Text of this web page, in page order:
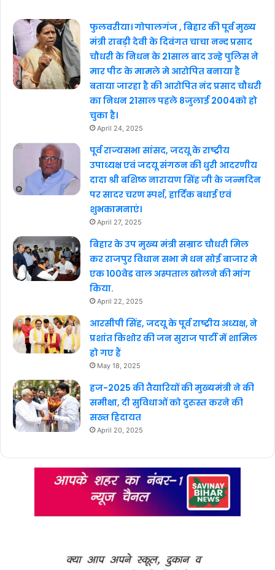
फुलवरीया। गोपालगंज , बिहार की पूर्व मुख्य
मंत्री राबड़ी देवी के दिवंगत चाचा नन्द प्रसाद
चौधरी के निधन के 21साल बाद उन्हे पुलिस ने
मार पीट के मामले मे आरोपित बनाया है
बताया जारहा है की आरोपित नंद प्रसाद चौधरी
का निधन 21साल पहले 8जुलाई 2004को हो
चुका है।
April 24, 2025
पूर्व राज्यसभा सांसद, जदयू के राष्ट्रीय
उपाध्यक्ष एवं जदयू संगठन की धुरी आदरणीय
दादा श्री बशिष्ठ नारायण सिंह जी के जन्मदिन
पर सादर चरण स्पर्श, हार्दिक बधाई एवं
शुभकामनाएं।
April 27, 2025
बिहार के उप मुख्य मंत्री सम्राट चौधरी मिल
कर राजपुर विधान सभा मे धन सोई बाजार मे
एक 100वेड वाल अस्पताल खोलने की मांग
किया.
April 22, 2025
आरसीपी सिंह, जदयू के पूर्व राष्ट्रीय अध्यक्ष, ने
प्रशांत किशोर की जन सुराज पार्टी में शामिल
हो गए हैं
May 18, 2025
हज-2025 की तैयारियों की मुख्यमंत्री ने की
समीक्षा, दी सुविधाओं को दुरुस्त करने की
सख्त हिदायत
April 20, 2025